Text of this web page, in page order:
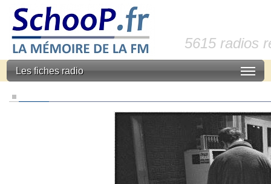
5615 radios
Les fiches radio